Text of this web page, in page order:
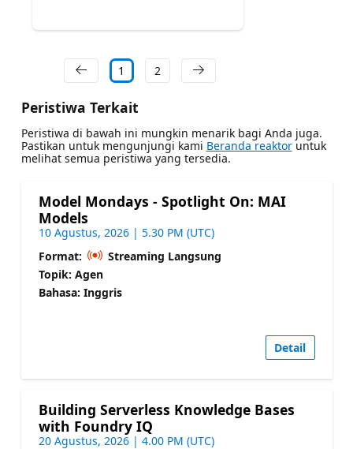
1 2
Peristiwa Terkait
Peristiwa di bawah ini mungkin menarik bagi Anda juga.
Pastikan untuk mengunjungi kami Beranda reaktoruntuk
melihat semua peristiwa yang tersedia.
Model Mondays - Spotlight On: MAI
Models
10 Agustus, 2026 | 5.30 PM (UTC)
Format:
Streaming Langsung
Topik: Agen
Bahasa: Inggris
Detail
Building Serverless Knowledge Bases
with Foundry IQ
20 Agustus, 2026 | 4.00 PM (UTC)